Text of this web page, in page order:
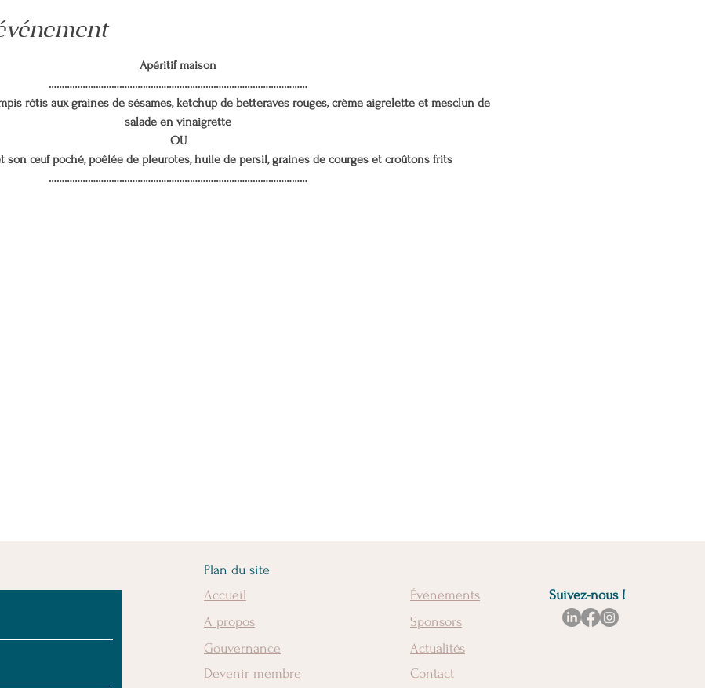
Apéritif maison
………………………………………………………………………………………
rôtis aux graines de sésames, ketchup de betteraves rouges, crème aigrelette et mesclun de
salade en vinaigrette
OU
son œuf poché, poêlée de pleurotes, huile de persil, graines de courges et croûtons frits
………………………………………………………………………………………
Plan du site
Accueil
A propos
Gouvernance
Devenir membre
Événements
Sponsors
Suivez-nous !
Actualités
Contact